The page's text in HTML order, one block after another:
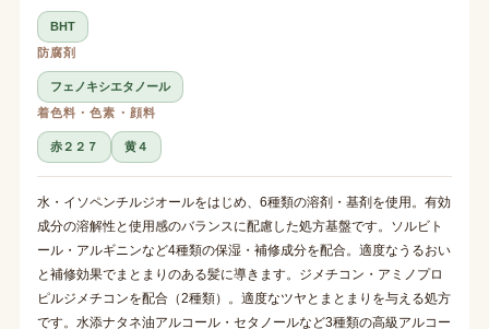
BHT
防腐剤
フェノキシエタノール
着色料・色素・顔料
赤２２７ 黄４
水・イソペンチルジオールをはじめ、6種類の溶剤・基剤を使用。有効
成分の溶解性と使用感のバランスに配慮した処方基盤です。ソルビト
ール・アルギニンなど4種類の保湿・補修成分を配合。適度なうるおい
と補修効果でまとまりのある髪に導きます。ジメチコン・アミノプロ
ピルジメチコンを配合（2種類）。適度なツヤとまとまりを与える処方
です。水添ナタネ油アルコール・セタノールなど3種類の高級アルコー